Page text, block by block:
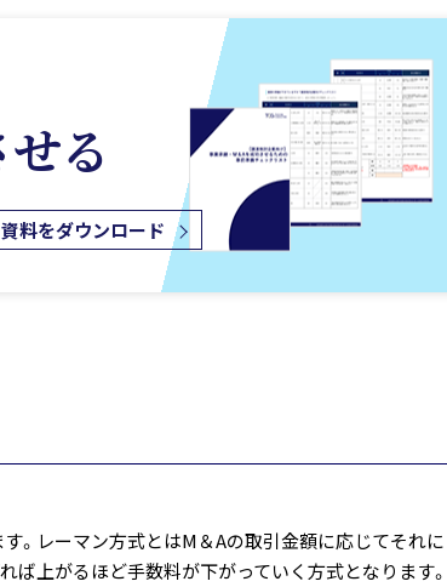
る
資料をダウンロード
。レーマン方式とはM＆Aの取引金額に応じてそれに
上がるほど手数料が下がっていく方式となります。